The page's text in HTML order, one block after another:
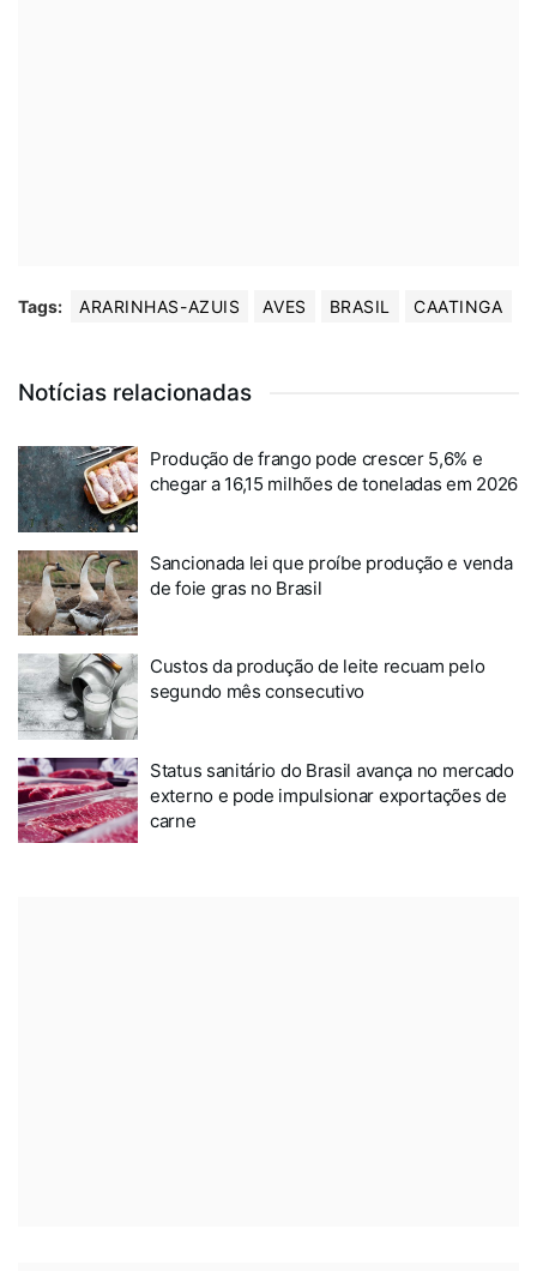
Tags: ARARINHAS-AZUIS AVES BRASIL CAATINGA
Notícias relacionadas
Produção de frango pode crescer 5,6% e
chegar a 16,15 milhões de toneladas em 2026
Sancionada lei que proíbe produção e venda
de foie gras no Brasil
Custos da produção de leite recuam pelo
segundo mês consecutivo
Status sanitário do Brasil avança no mercado
externo e pode impulsionar exportações de
carne